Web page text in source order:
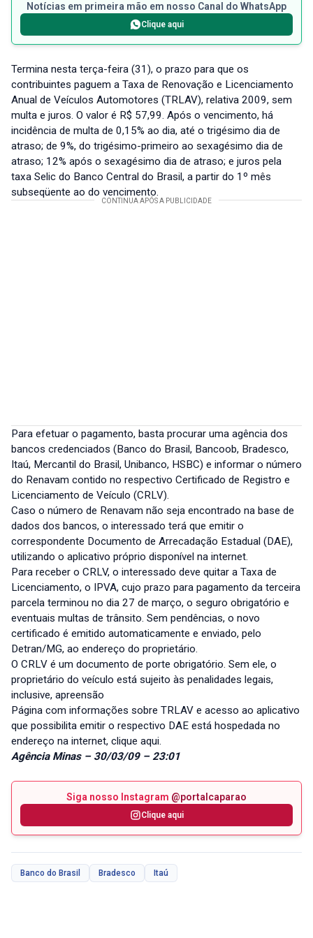
Notícias em primeira mão em nosso Canal do WhatsApp
Clique aqui
Termina nesta terça-feira (31), o prazo para que os
contribuintes paguem a Taxa de Renovação e Licenciamento
Anual de Veículos Automotores (TRLAV), relativa 2009, sem
multa e juros. O valor é R$ 57,99. Após o vencimento, há
incidência de multa de 0,15% ao dia, até o trigésimo dia de
atraso; de 9%, do trigésimo-primeiro ao sexagésimo dia de
atraso; 12% após o sexagésimo dia de atraso; e juros pela
taxa Selic do Banco Central do Brasil, a partir do 1º mês
subseqüente ao do vencimento.
Para efetuar o pagamento, basta procurar uma agência dos
bancos credenciados (Banco do Brasil, Bancoob, Bradesco,
Itaú, Mercantil do Brasil, Unibanco, HSBC) e informar o número
do Renavam contido no respectivo Certificado de Registro e
Licenciamento de Veículo (CRLV).
Caso o número de Renavam não seja encontrado na base de
dados dos bancos, o interessado terá que emitir o
correspondente Documento de Arrecadação Estadual (DAE),
utilizando o aplicativo próprio disponível na internet.
Para receber o CRLV, o interessado deve quitar a Taxa de
Licenciamento, o IPVA, cujo prazo para pagamento da terceira
parcela terminou no dia 27 de março, o seguro obrigatório e
eventuais multas de trânsito. Sem pendências, o novo
certificado é emitido automaticamente e enviado, pelo
Detran/MG, ao endereço do proprietário.
O CRLV é um documento de porte obrigatório. Sem ele, o
proprietário do veículo está sujeito às penalidades legais,
inclusive, apreensão
Página com informações sobre TRLAV e acesso ao aplicativo
que possibilita emitir o respectivo DAE está hospedada no
endereço na internet, clique aqui.
Agência Minas – 30/03/09 – 23:01
Siga nosso Instagram @portalcaparao
Clique aqui
Banco do Brasil Bradesco Itaú